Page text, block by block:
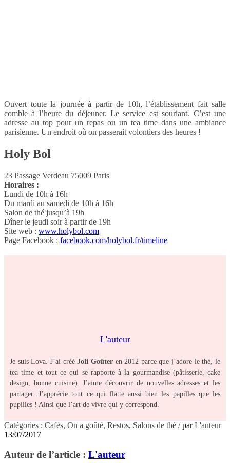
Ouvert toute la journée à partir de 10h, l’établissement fait salle
comble à l’heure du déjeuner. Le service est souriant. C’est une
adresse au top pour un repas ou un tea time dans une ambiance
parisienne. Un endroit où on passerait volontiers des heures !
Holy Bol
23 Passage Verdeau 75009 Paris
Horaires :
Lundi de 10h à 16h
Du mardi au samedi de 10h à 16h
Salon de thé jusqu’à 19h
Dîner le jeudi soir à partir de 19h
Site web : www.holybol.com
Page Facebook : facebook.com/holybol.fr/timeline
L'auteur
Je suis Lova. J’ai crééJoli Goûteren 2012 parce que j’adore le thé, le
tea time et tout ce qui se rapporte à la gourmandise (pâtisserie, cake
design, bonne cuisine). J’aime découvrir de nouvelles adresses et les
partager. J’apprécie tout ce qui flatte aussi bien les papilles que les
pupilles ! Ainsi que l’art de vivre qui y correspond.
Catégories : Cafés, On a goûté, Restos, Salons de thé /parL'auteur
13/07/2017
Auteur de l’article : L'auteur